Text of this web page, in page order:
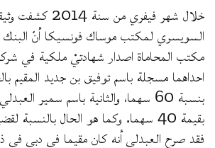
خلال شهر فيفري من
السويسري لمكتب موساك فونسيكا أنّ
مكتب المحاماة اصدار شهادتيْ ملكية في
احداهما مسجلة باسم توفيق بن جديد المقيم
بنسبة 60 سهما، والثانية باسم سمير
بقيمة 40 سهما. وكما هو الحال
فقد صرح العبدلي أنه كان مقيما في دبي في